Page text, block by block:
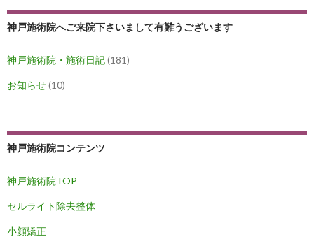
ョ
神戸施術院へご来院下さいまして有難うございます
神戸施術院・施術日記(181)
お知らせ(10)
神戸施術院コンテンツ
神戸施術院TOP
セルライト除去整体
小顔矯正